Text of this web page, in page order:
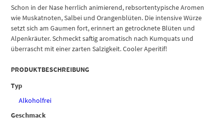
Gelben
Muskateller
Menge
Schon in der Nase herrlich animierend, rebsortentypische Aromen
wie Muskatnoten, Salbei und Orangenblüten. Die intensive Würze
setzt sich am Gaumen fort, erinnert an getrocknete Blüten und
Alpenkräuter. Schmeckt saftig aromatisch nach Kumquats und
überrascht mit einer zarten Salzigkeit. Cooler Aperitif!
PRODUKTBESCHREIBUNG
Typ
Alkoholfrei
Geschmack